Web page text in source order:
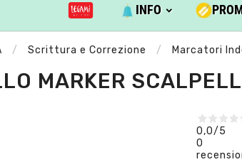
INFO
Scrittura e Correzione Marcatori
MARKER
0,0/5
0